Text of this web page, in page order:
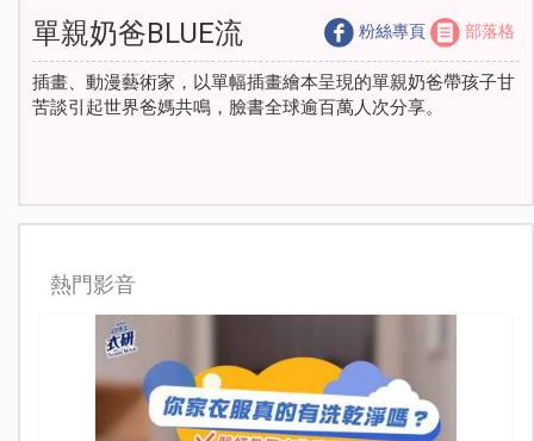
單親奶爸BLUE流 粉絲專頁 部落格
插畫、動漫藝術家，以單幅插畫繪本呈現的單親奶爸帶孩子甘
苦談引起世界爸媽共鳴，臉書全球逾百萬人次分享。
熱門影音